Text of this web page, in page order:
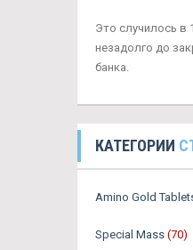
Это случилось в
незадолго до
банка.
КАТЕГОРИИ
Amino Gold
Special Mass (70)